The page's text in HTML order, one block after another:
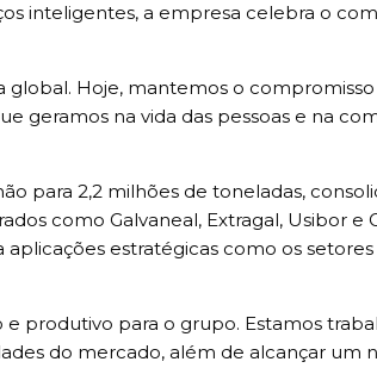
inteligentes, a empresa celebra o
global. Hoje, mantemos o compromisso
na vida das pessoas e na
para 2,2 milhões de toneladas,
como Galvaneal, Extragal, Usibor e
estratégicas como os
produtivo para o grupo. Estamos
do mercado, além de alcançar um